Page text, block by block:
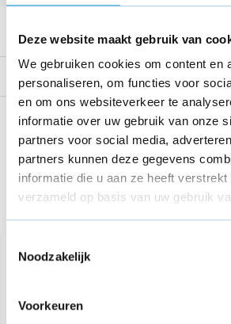
Deze website maakt gebruik van
We gebruiken cookies om content en
personaliseren, om functies voor
en om ons websiteverkeer te
informatie over uw gebruik van onze
partners voor social media,
partners kunnen deze gegevens
informatie die u aan ze heeft verstrekt
verzameld op basis van uw gebruik
Noodzakelijk
Voorkeuren
Share this product!
Recent bekeken